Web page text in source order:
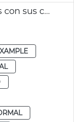
Acontecimientos deportivos con sus cortes de tráfico en València